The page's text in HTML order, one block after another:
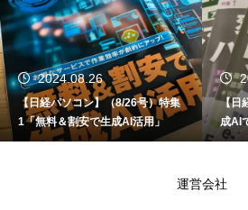
2024.08.26
【日経パソコン】（8/26号）特集
1「無料＆割安で生成AI活用」
【日
成AI
I時代
運営会社